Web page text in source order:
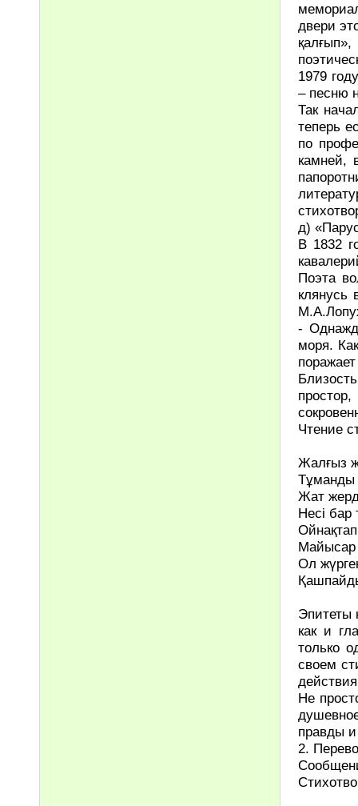
двери
1979
– песню
Так
теперь
по
камней,
д)
В 1832
Поэта
клянусь
-
моря.
Чтение
Жалғыз
Тұманды
Жат
Несі бар
Майысар
Ол
Эпитеты
как и
только
своем
Не
правды
2.